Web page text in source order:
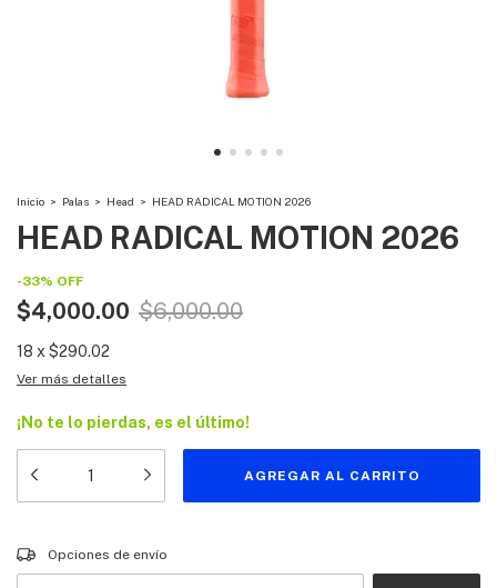
Inicio > Palas > Head > HEAD RADICAL MOTION 2026
HEAD RADICAL MOTION 2026
-33% OFF
$4,000.00 $6,000.00
18 x $290.02
Ver más detalles
¡No te lo pierdas, es el último!
Entregas para el CP:
Opciones de envío